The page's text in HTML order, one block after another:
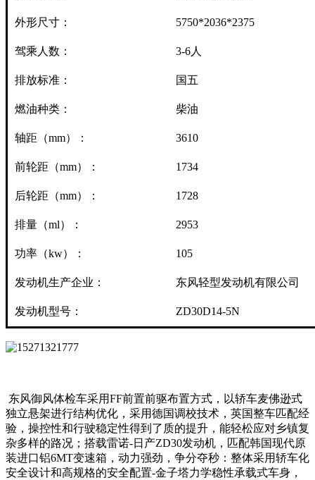
外形尺寸： 5750*2036*2375
驾乘人数： 3-6人
排放标准： 国五
燃油种类： 柴油
轴距（mm）： 3610
前轮距（mm）： 1734
后轮距（mm）： 1728
排量（ml）： 2953
功率（kw）： 105
发动机生产企业： 东风轻型发动机有限公司
发动机型号： ZD30D14-5N
东风御风体检车采用FF前置前驱布置方式，以轿车麦佛逊式
独立悬架进行结构优化，采用德国调校技术，英国整车匹配经
验，操控性和行驶稳定性得到了质的提升，能轻松应对乡镇复
杂多样的路况；搭载雷诺-日产ZD30发动机，匹配韩国现代原
装进口铝6MT变速箱，动力强劲，争分夺秒：整体采用轿车化
安全设计和高规格的安全配置-金子塔力学稳性承载式车身，